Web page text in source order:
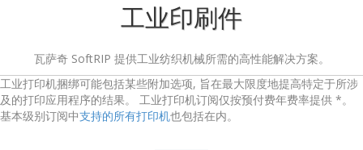
工业印刷件
瓦萨奇 SoftRIP 提供工业纺织机械所需的高性能解决方案。
工业打印机捆绑可能包括某些附加选项, 旨在最大限度地提高特定于所涉
及的打印应用程序的结果。 工业打印机订阅仅按预付费年费率提供 *。
基本级别订阅中支持的所有打印机也包括在内。